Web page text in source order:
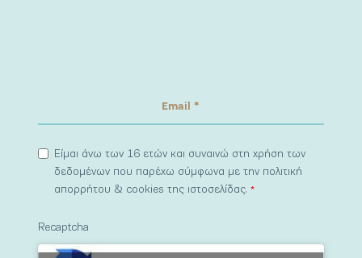
Είμαι άνω των 16 ετών και συναινώ στη χρήση των
δεδομένων που παρέχω σύμφωνα με την πολιτική
απορρήτου & cookies της ιστοσελίδας.*
Recaptcha